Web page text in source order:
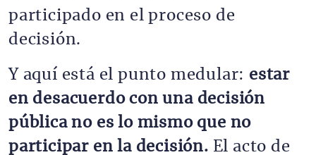
participado en el proceso de
decisión.
Y aquí está el punto medular: estar
en desacuerdo con una decisión
pública no es lo mismo que no
participar en la decisión. El acto de